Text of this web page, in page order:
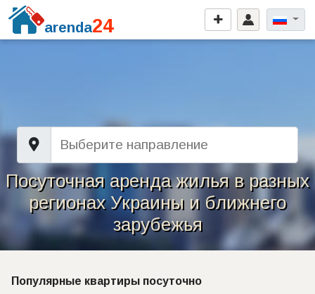
arenda24
Посуточная аренда жилья в разных
регионах Украины и ближнего
зарубежья
Популярные квартиры посуточно